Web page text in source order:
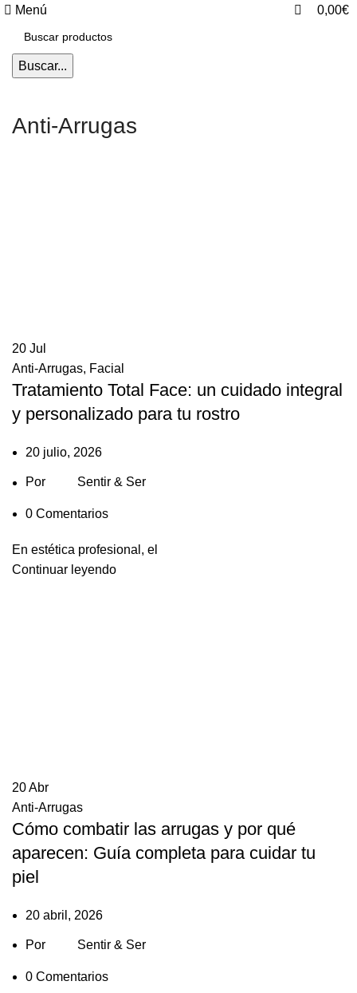
Menú 0,00€
Buscar...
Anti-Arrugas
20 Jul
Anti-Arrugas, Facial
Tratamiento Total Face: un cuidado integral
y personalizado para tu rostro
20 julio, 2026
Por Sentir & Ser
0 Comentarios
En estética profesional, el
Continuar leyendo
20Abr
Anti-Arrugas
Cómo combatir las arrugas y por qué
aparecen: Guía completa para cuidar tu
piel
20 abril, 2026
Por Sentir & Ser
0 Comentarios